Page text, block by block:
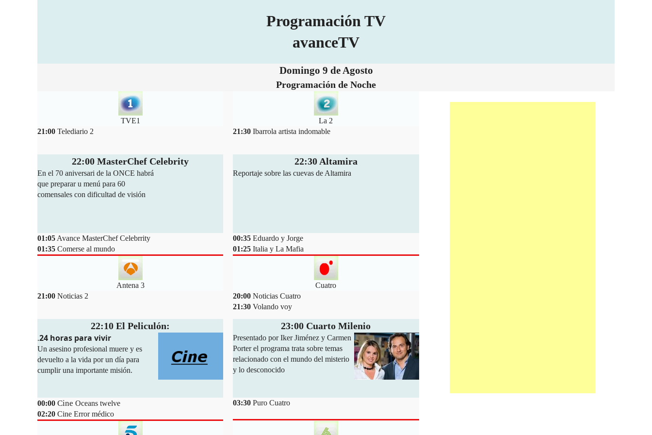
Programación TV
avanceTV
Domingo 9 de Agosto
Programación de Noche
TVE1
21:00 Telediario 2
22:00 MasterChef Celebrity
En el 70 aniversari de la ONCE habrá
que preparar u menú para 60
comensales con dificultad de visión
01:05 Avance MasterChef Celebrrity
01:35 Comerse al mundo
La 2
21:30 Ibarrola artista indomable
22:30 Altamira
Reportaje sobre las cuevas de Altamira
00:35 Eduardo y Jorge
01:25 Italia y La Mafia
Antena 3
21:00 Noticias 2
22:10 El Peliculón:
.24 horas para vivir
Un asesino profesional muere y es
devuelto a la vida por un día para
cumplir una importante misión.
00:00CineOceans twelve
02:20Cine Error médico
Cuatro
20:00 Noticias Cuatro
21:30 Volando voy
23:00 Cuarto Milenio
Presentado por Iker Jiménez y Carmen
Porter el programa trata sobre temas
relacionado con el mundo del misterio
y lo desconocido
03:30 Puro Cuatro